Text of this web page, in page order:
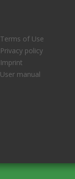
Terms of Use
Privacy policy
Imprint
User manual